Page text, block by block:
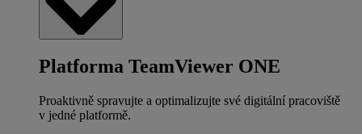
Platforma TeamViewer ONE
Proaktivně spravujte a optimalizujte své digitální pracoviště
v jedné platformě.